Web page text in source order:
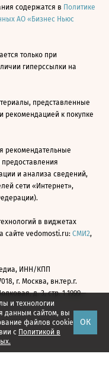
и технологии
данным сайтом, вы
файлов cookie
с Политикой в
ОК
содержатся в Политике
АО «Бизнес Ньюс
только при
гиперссылки на
представленные
рекомендацией к покупке
рекомендательные
и анализа сведений,
сети «Интернет»,
в виджетах
сайте vedomosti.ru: СМИ2,
ИНН/КПП
г. Москва, вн.тер.г.
д. 3, стр. 1 1999—